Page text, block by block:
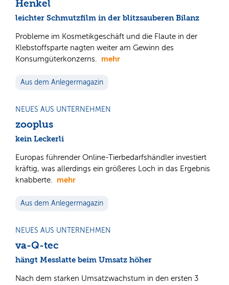
Henkel
leichter Schmutzfilm in der blitzsauberen Bilanz
Probleme im Kosmetikgeschäft und die Flaute in der
Klebstoffsparte nagten weiter am Gewinn des
Konsumgüterkonzerns. mehr
Aus dem Anlegermagazin
NEUES AUS UNTERNEHMEN
zooplus
kein Leckerli
Europas führender Online-Tierbedarfshändler investiert
kräftig, was allerdings ein größeres Loch in das Ergebnis
knabberte. mehr
Aus dem Anlegermagazin
NEUES AUS UNTERNEHMEN
va-Q-tec
hängt Messlatte beim Umsatz höher
Nach dem starken Umsatzwachstum in den ersten 3